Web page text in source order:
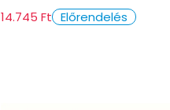
14.745 Ft Előrendelés